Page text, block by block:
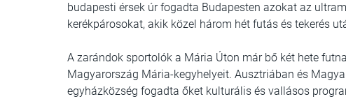
budapesti érsek úr fogadta Budapesten azokat az
kerékpárosokat, akik közel három hét futás és tekerés
A zarándok sportolók a Mária Úton már bő két hete
Magyarország Mária-kegyhelyeit. Ausztriában és
egyházközség fogadta őket kulturális és vallásos